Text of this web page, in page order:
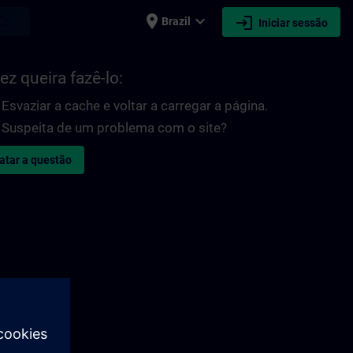
place Brazil expand_more login Iniciar sessão
queira fazê-lo:
Esvaziar a cache e voltar a carregar a página.
Suspeita de um problema com o site?
a questão